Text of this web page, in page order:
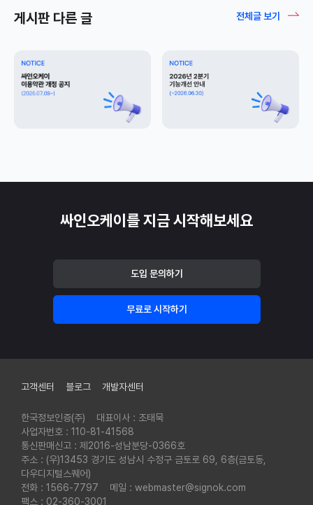
게시판 다른 글 전체글 보기
싸인오케이를 지금 시작해보세요
도입 문의하기
무료로 시작하기
푸터
고객센터 블로그 개발자센터
한국정보인증(주)
대표이사 : 조태묵
사업자번호 : 110-81-41568
통신판매신고 : 제2016-성남분당-0366호
주소 : (우)13453 경기도 성남시 수정구 금토로 69, 6층(금토동,
다우디지털스퀘어)
전화 : 1566-7797
메일 : webmaster@signok.com
팩스 : 02-360-3001